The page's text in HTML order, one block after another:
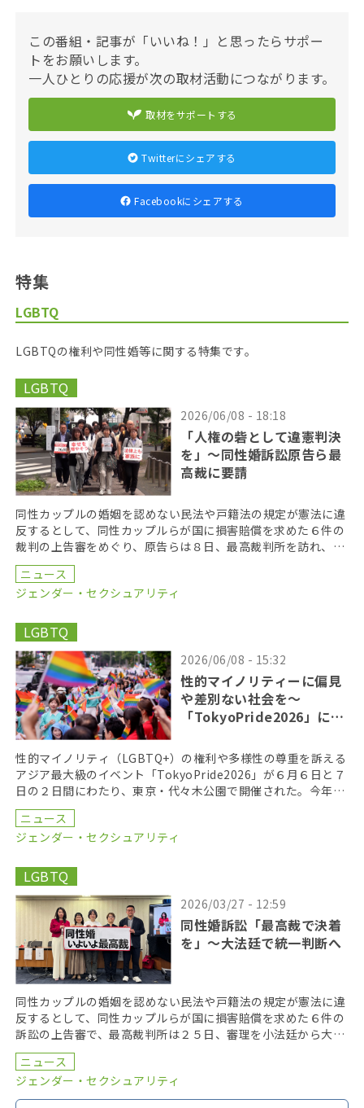
この番組・記事が「いいね！」と思ったらサポー
トをお願いします。
一人ひとりの応援が次の取材活動につながります。
取材をサポートする
Twitterにシェアする
Facebookにシェアする
特集
LGBTQ
LGBTQの権利や同性婚等に関する特集です。
LGBTQ
2026/06/08 - 18:18
「人権の砦として違憲判決
を」〜同性婚訴訟原告ら最
高裁に要請
同性カップルの婚姻を認めない民法や戸籍法の規定が憲法に違
反するとして、同性カップルらが国に損害賠償を求めた６件の
裁判の上告審をめぐり、原告らは８日、最高裁判所を訪れ、違
憲判決を出すよう求める署名を提出した。 原告らは最高 […]
ニュース
ジェンダー・セクシュアリティ
LGBTQ
2026/06/08 - 15:32
性的マイノリティーに偏見
や差別ない社会を〜
「TokyoPride2026」に２
性的マイノリティ（LGBTQ+）の権利や多様性の尊重を訴える
アジア最大級のイベント「TokyoPride2026」が６月６日と７
日の２日間にわたり、東京・代々木公園で開催された。今年の
テーマは、「多様性と平等がひらく未来 […]
ニュース
ジェンダー・セクシュアリティ
LGBTQ
2026/03/27 - 12:59
同性婚訴訟「最高裁で決着
を」〜大法廷で統一判断へ
同性カップルの婚姻を認めない民法や戸籍法の規定が憲法に違
反するとして、同性カップルらが国に損害賠償を求めた６件の
訴訟の上告審で、最高裁判所は２５日、審理を小法廷から大法
廷に移すことを決定した。早ければ、２０２６年度内に口 […]
ニュース
ジェンダー・セクシュアリティ